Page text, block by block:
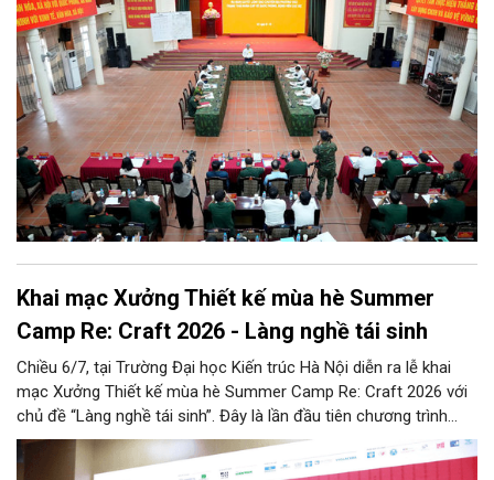
Khai mạc Xưởng Thiết kế mùa hè Summer
Camp Re: Craft 2026 - Làng nghề tái sinh
Chiều 6/7, tại Trường Đại học Kiến trúc Hà Nội diễn ra lễ khai
mạc Xưởng Thiết kế mùa hè Summer Camp Re: Craft 2026 với
chủ đề “Làng nghề tái sinh”. Đây là lần đầu tiên chương trình
được tổ chức tại khu vực phía Bắc, tiếp nối thành công của bốn
mùa tổ chức trước đó (2022 - 2025) tại khu vực phía Nam.